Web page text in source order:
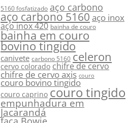
5160 fosfatizado aço carbono
aço carbono 5160 aço inox
aço inox 420 bainha de couro
bainha em couro
bovino tingido
canivete carbono 5160 celeron
cervo colorado chifre de cervo
chifre de cervo axis couro
couro bovino tingido
couro caprino couro tingido
empunhadura em
Jacarandá